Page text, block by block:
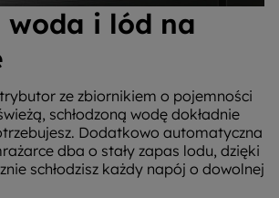
woda i lód na
ze zbiornikiem o pojemności
schłodzoną wodę dokładnie
Dodatkowo automatyczna
dba o stały zapas lodu, dzięki
schłodzisz każdy napój o dowolnej